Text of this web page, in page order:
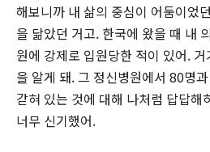
해보니까 내 삶의 중심이 어둠이었
을 닮았던 거고. 한국에 왔을 때 내
원에 강제로 입원당한 적이 있어.
을 알게 돼. 그 정신병원에서 80명
갇혀 있는 것에 대해 나처럼 답답해
너무 신기했어.